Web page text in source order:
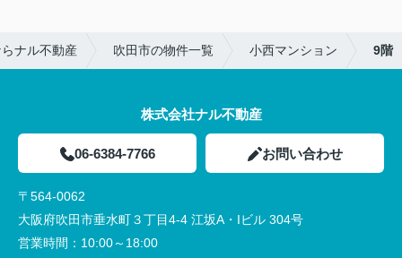
ナル不動産 吹田市の物件一覧 小西マンション 9階
株式会社ナル不動産
06-6384-7766 お問い合わせ
〒564-0062
大阪府吹田市垂水町３丁目4-4 江坂A・Iビル 304号
営業時間： 10:00～18:00